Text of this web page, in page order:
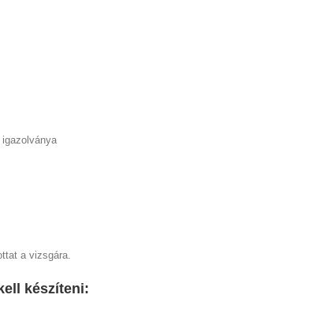
a vizsgára.
készíteni: